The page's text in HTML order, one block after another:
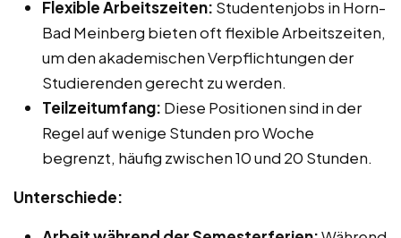
Flexible Arbeitszeiten: Studentenjobs in Horn-
Bad Meinberg bieten oft flexible Arbeitszeiten,
um den akademischen Verpflichtungen der
Studierenden gerecht zu werden.
Teilzeitumfang: Diese Positionen sind in der
Regel auf wenige Stunden pro Woche
begrenzt, häufig zwischen 10 und 20 Stunden.
Unterschiede: